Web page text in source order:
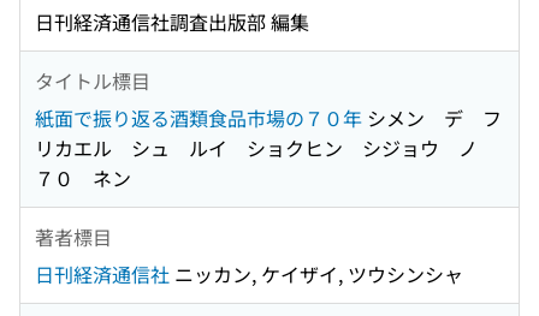
日刊経済通信社調査出版部 編集
タイトル標目
紙面で振り返る酒類食品市場の７０年 シメン デ フ
リカエル シュ ルイ ショクヒン シジョウ ノ
７０ ネン
著者標目
日刊経済通信社 ニッカン, ケイザイ, ツウシンシャ